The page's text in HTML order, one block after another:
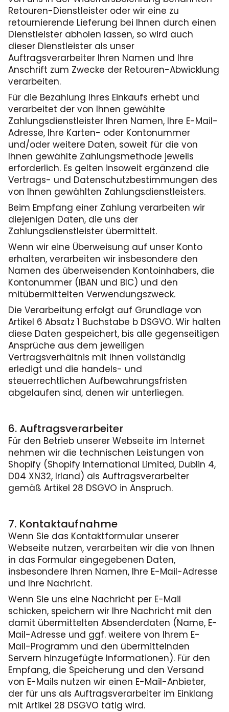
Retouren-Dienstleister oder wir eine zu
retournierende Lieferung bei Ihnen durch einen
Dienstleister abholen lassen, so wird auch
dieser Dienstleister als unser
Auftragsverarbeiter Ihren Namen und Ihre
Anschrift zum Zwecke der Retouren-Abwicklung
verarbeiten.
Für die Bezahlung Ihres Einkaufs erhebt und
verarbeitet der von Ihnen gewählte
Zahlungsdienstleister Ihren Namen, Ihre E-Mail-
Adresse, Ihre Karten- oder Kontonummer
und/oder weitere Daten, soweit für die von
Ihnen gewählte Zahlungsmethode jeweils
erforderlich. Es gelten insoweit ergänzend die
Vertrags- und Datenschutzbestimmungen des
von Ihnen gewählten Zahlungsdienstleisters.
Beim Empfang einer Zahlung verarbeiten wir
diejenigen Daten, die uns der
Zahlungsdienstleister übermittelt.
Wenn wir eine Überweisung auf unser Konto
erhalten, verarbeiten wir insbesondere den
Namen des überweisenden Kontoinhabers, die
Kontonummer (IBAN und BIC) und den
mitübermittelten Verwendungszweck.
Die Verarbeitung erfolgt auf Grundlage von
Artikel 6 Absatz 1 Buchstabe b DSGVO. Wir halten
diese Daten gespeichert, bis alle gegenseitigen
Ansprüche aus dem jeweiligen
Vertragsverhältnis mit Ihnen vollständig
erledigt und die handels- und
steuerrechtlichen Aufbewahrungsfristen
abgelaufen sind, denen wir unterliegen.
6. Auftragsverarbeiter
Für den Betrieb unserer Webseite im Internet
nehmen wir die technischen Leistungen von
Shopify (Shopify International Limited, Dublin 4,
D04 XN32, Irland) als Auftragsverarbeiter
gemäß Artikel 28 DSGVO in Anspruch.
7. Kontaktaufnahme
Wenn Sie das Kontaktformular unserer
Webseite nutzen, verarbeiten wir die von Ihnen
in das Formular eingegebenen Daten,
insbesondere Ihren Namen, Ihre E-Mail-Adresse
und Ihre Nachricht.
Wenn Sie uns eine Nachricht per E-Mail
schicken, speichern wir Ihre Nachricht mit den
damit übermittelten Absenderdaten (Name, E-
Mail-Adresse und ggf. weitere von Ihrem E-
Mail-Programm und den übermittelnden
Servern hinzugefügte Informationen). Für den
Empfang, die Speicherung und den Versand
von E-Mails nutzen wir einen E-Mail-Anbieter,
der für uns als Auftragsverarbeiter im Einklang
mit Artikel 28 DSGVO tätig wird.